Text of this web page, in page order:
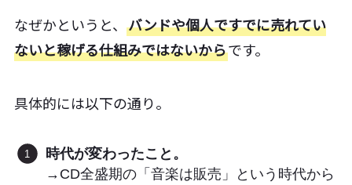
なぜかというと、 バンドや個人ですでに売れてい
ないと稼げる仕組みではないからです。
具体的には以下の通り。
時代が変わったこと。
→CD全盛期の「音楽は販売」という時代から